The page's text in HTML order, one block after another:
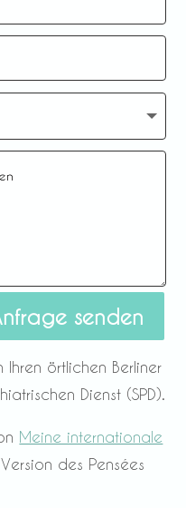
senden
Ihren örtlichen Berliner
Dienst (SPD).
Meine internationale
des Pensées